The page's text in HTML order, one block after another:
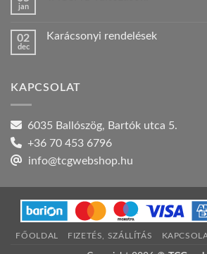
bejegyzéshez
jan
TAGSÁG
02
dec
Karácsonyi rendelések
rendelések
KAPCSOLAT
6035 Ballószög, Bartók utca 5.
+36 70 453 6796
info@tcgwebshop.hu
FŐOLDAL FIZETÉS, SZÁLLÍTÁS